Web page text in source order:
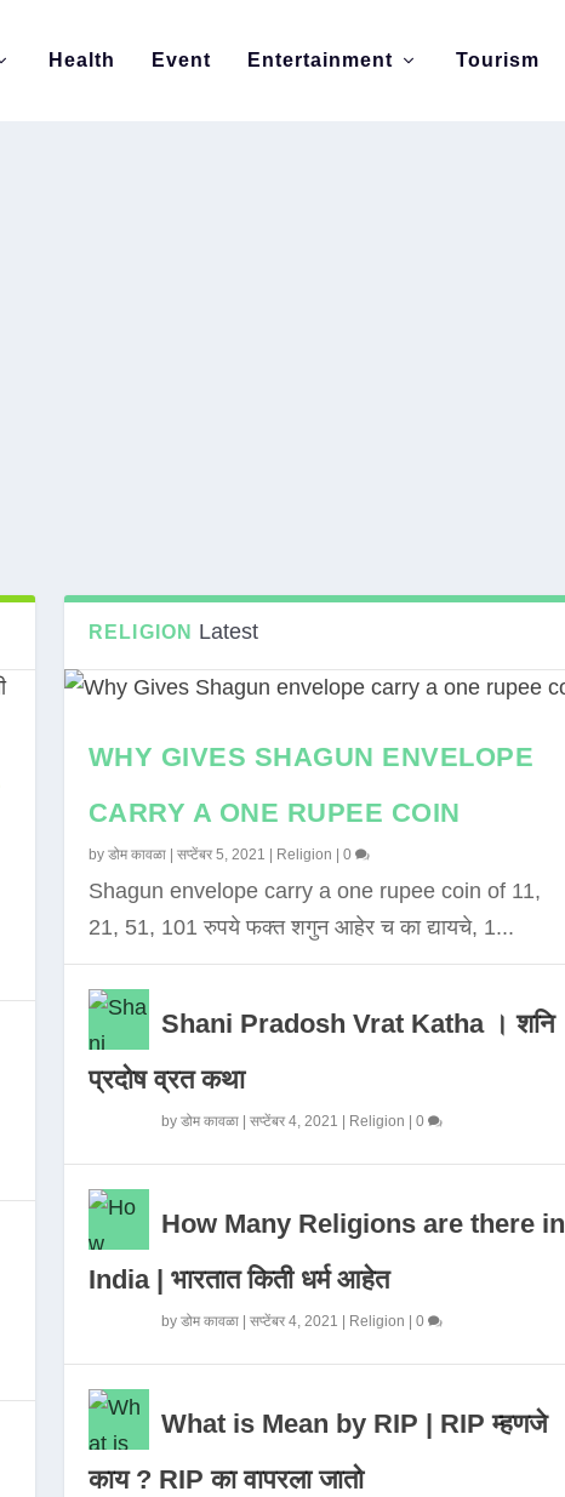
Health Event Entertainment Tourism
RELIGION Latest
WHY GIVES SHAGUN ENVELOPE
CARRY A ONE RUPEE COIN
by डोम कावळा| सप्टेंबर 5, 2021 Religion 0
Shagun envelope carry a one rupee coin of 11,
21, 51, 101 रुपये फक्त शगुन आहेर च का द्यायचे, 1...
Shani Pradosh Vrat Katha । शनि
प्रदोष व्रत कथा
by डोम कावळा| सप्टेंबर 4, 2021 Religion 0
How Many Religions are there in
India | भारतात किती धर्म आहेत
by डोम कावळा| सप्टेंबर 4, 2021 Religion 0
What is Mean by RIP | RIP म्हणजे
काय ? RIP का वापरला जातो